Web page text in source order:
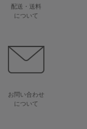
配送・送料
について
お問い合わせ
について